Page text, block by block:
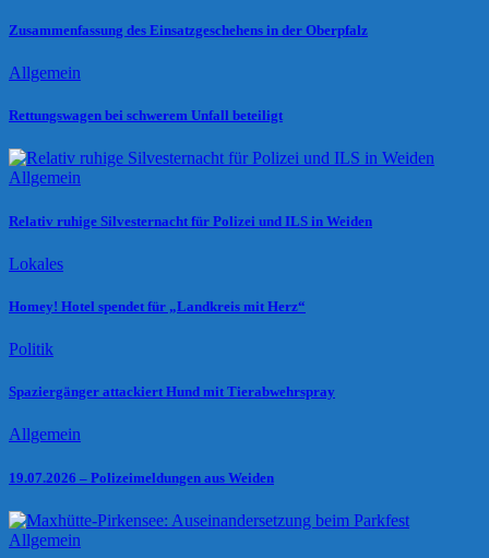
Zusammenfassung des Einsatzgeschehens in der Oberpfalz
Allgemein
Rettungswagen bei schwerem Unfall beteiligt
Allgemein
Relativ ruhige Silvesternacht für Polizei und ILS in Weiden
Lokales
Homey! Hotel spendet für „Landkreis mit Herz“
Politik
Spaziergänger attackiert Hund mit Tierabwehrspray
Allgemein
19.07.2026 – Polizeimeldungen aus Weiden
Allgemein